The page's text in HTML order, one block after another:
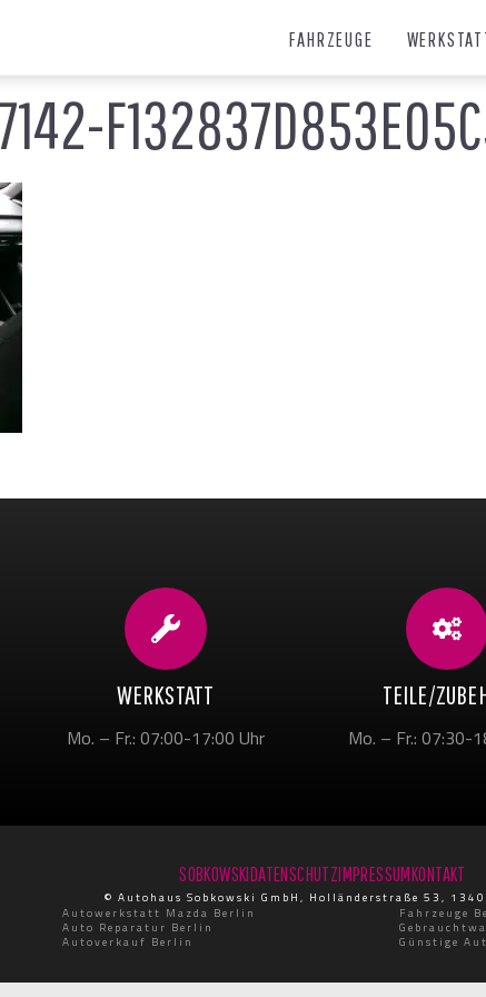
FAHRZEUGE
WERKSTATT
Mo. – Fr.: 07:00-17:00 Uhr
TEILE/
Mo. – Fr.: 07:30-
SOBKOWSKIDATENSCHUTZIMPRESSUMKONTAKT
© Autohaus Sobkowski GmbH, Holländerstraße 53,
Autowerkstatt Mazda Berlin
Auto Reparatur Berlin
Autoverkauf Berlin
Fahrzeuge
Günstige